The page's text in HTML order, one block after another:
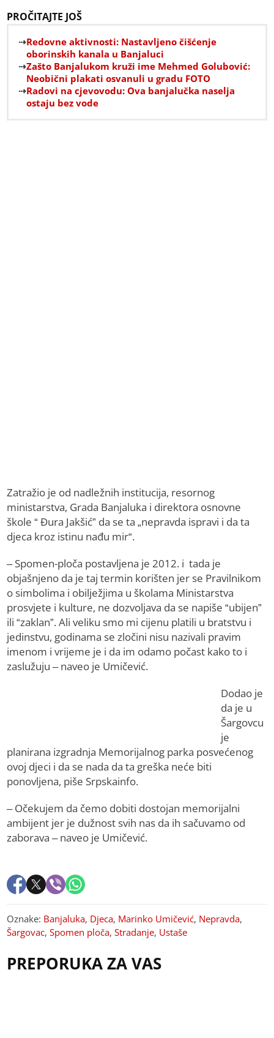
PROČITAJTE JOŠ
Redovne aktivnosti: Nastavljeno čišćenje
oborinskih kanala u Banjaluci
Zašto Banjalukom kruži ime Mehmed Golubović:
Neobični plakati osvanuli u gradu FOTO
Radovi na cjevovodu: Ova banjalučka naselja
ostaju bez vode
Zatražio je od nadležnih institucija, resornog
ministarstva, Grada Banjaluka i direktora osnovne
škole “ Đura Jakšić” da se ta „nepravda ispravi i da ta
djeca kroz istinu nađu mir“.
– Spomen-ploča postavljena je 2012. i tada je
objašnjeno da je taj termin korišten jer se Pravilnikom
o simbolima i obilježjima u školama Ministarstva
prosvjete i kulture, ne dozvoljava da se napiše “ubijen”
ili “zaklan”. Ali veliku smo mi cijenu platili u bratstvu i
jedinstvu, godinama se zločini nisu nazivali pravim
imenom i vrijeme je i da im odamo počast kako to i
zaslužuju – naveo je Umičević.
Dodao je
da je u
Šargovcu
je
planirana izgradnja Memorijalnog parka posvećenog
ovoj djeci i da se nada da ta greška neće biti
ponovljena, piše Srpskainfo.
– Očekujem da čemo dobiti dostojan memorijalni
ambijent jer je dužnost svih nas da ih sačuvamo od
zaborava – naveo je Umičević.
Oznake: Banjaluka, Djeca, Marinko Umičević, Nepravda,
Šargovac,Spomen ploča,Stradanje, Ustaše
PREPORUKA ZA VAS